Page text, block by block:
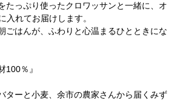
たっぷり使ったクロワッサンと一緒に、オ
入れてお届けします。
ごはんが、ふわりと心温まるひとときにな
100％』
ターと小麦、余市の農家さんから届くみず